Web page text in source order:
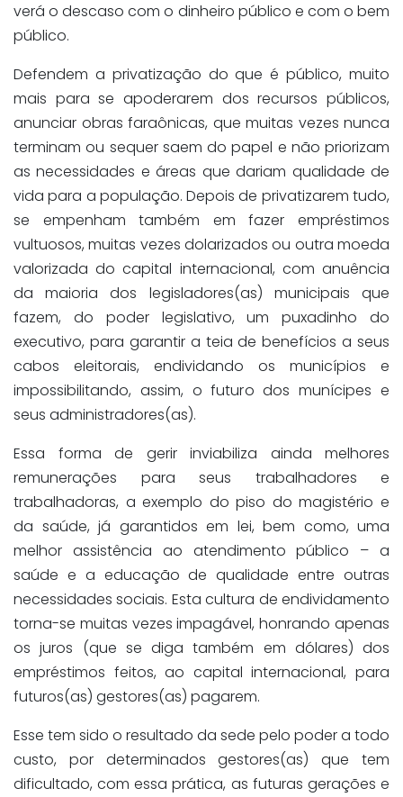
verá o descaso com o dinheiro público e com o bem
público.
Defendem a privatização do que é público, muito
mais para se apoderarem dos recursos públicos,
anunciar obras faraônicas, que muitas vezes nunca
terminam ou sequer saem do papel e não priorizam
as necessidades e áreas que dariam qualidade de
vida para a população. Depois de privatizarem tudo,
se empenham também em fazer empréstimos
vultuosos, muitas vezes dolarizados ou outra moeda
valorizada do capital internacional, com anuência
da maioria dos legisladores(as) municipais que
fazem, do poder legislativo, um puxadinho do
executivo, para garantir a teia de benefícios a seus
cabos eleitorais, endividando os municípios e
impossibilitando, assim, o futuro dos munícipes e
seus administradores(as).
Essa forma de gerir inviabiliza ainda melhores
remunerações para seus trabalhadores e
trabalhadoras, a exemplo do piso do magistério e
da saúde, já garantidos em lei, bem como, uma
melhor assistência ao atendimento público – a
saúde e a educação de qualidade entre outras
necessidades sociais. Esta cultura de endividamento
torna-se muitas vezes impagável, honrando apenas
os juros (que se diga também em dólares) dos
empréstimos feitos, ao capital internacional, para
futuros(as) gestores(as) pagarem.
Esse tem sido o resultado da sede pelo poder a todo
custo, por determinados gestores(as) que tem
dificultado, com essa prática, as futuras gerações e